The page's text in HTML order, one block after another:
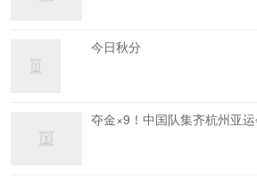
今日秋分
夺金×9！中国队集齐杭州亚